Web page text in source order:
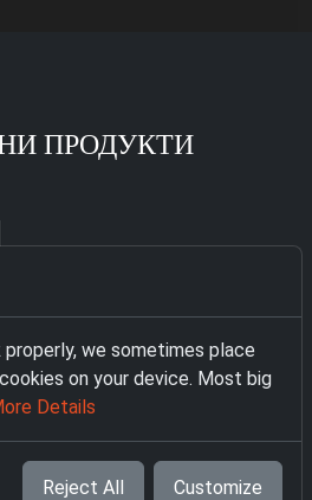
ПРОДУКТИ
we sometimes place
on your device. Most big
Details
Reject All Customize